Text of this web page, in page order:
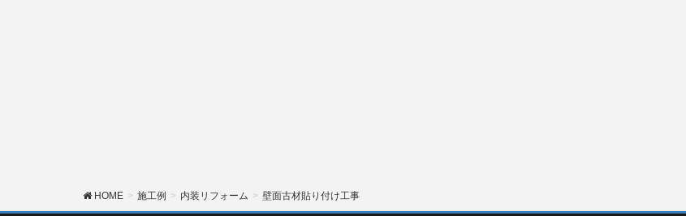
HOME 施工例 内装リフォーム 壁面古材貼り付け工事